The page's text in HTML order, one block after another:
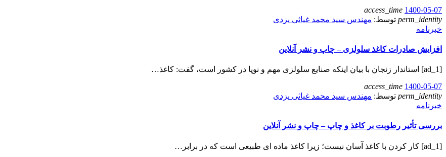
access_time 1400-05-07
perm_identity توسط: مهندس سید محمد غیاثی یزدی
خبرنامه
افزایش صادرات کاغذ سلولزی – چاپ و نشر آنلاین
[ad_1] استاندار زنجان با بیان اینکه صنایع سلولزی مهم و نوپا در کشور است، گفت: کاغذ…
access_time 1400-05-07
perm_identity توسط: مهندس سید محمد غیاثی یزدی
خبرنامه
بررسی تأثیر رطوبت بر کاغذ و چاپ – چاپ و نشر آنلاین
[ad_1] کار کردن با کاغذ آسان نیست؛ زیرا کاغذ ماده‌ ای طبیعی است که در برابر…